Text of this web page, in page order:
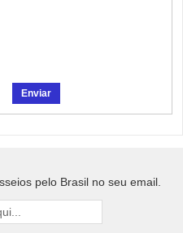
pelo Brasil no seu email.